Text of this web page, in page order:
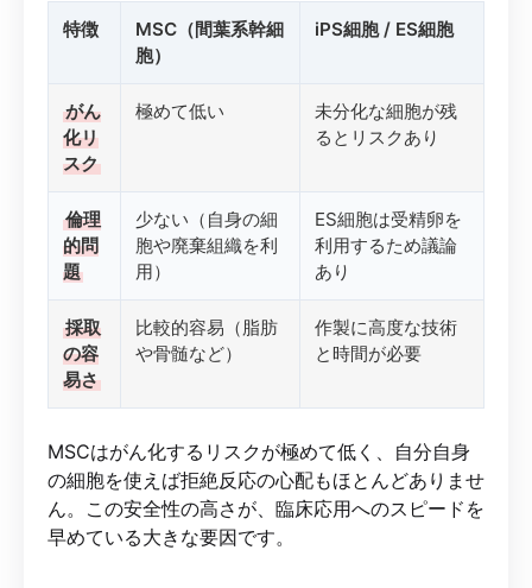
特徴
MSC（間葉系幹細
胞）
iPS細胞 / ES細胞
がん
化リ
スク
極めて低い
未分化な細胞が残
るとリスクあり
倫理
的問
題
少ない（自身の細
胞や廃棄組織を利
用）
ES細胞は受精卵を
利用するため議論
あり
採取
の容
易さ
比較的容易（脂肪
や骨髄など）
作製に高度な技術
と時間が必要
MSCはがん化するリスクが極めて低く、自分自身
の細胞を使えば拒絶反応の心配もほとんどありませ
ん。この安全性の高さが、臨床応用へのスピードを
早めている大きな要因です。